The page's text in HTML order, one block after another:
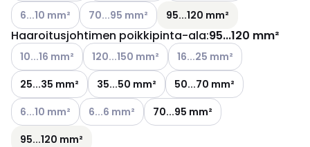
Katso käytettävissä olevat vaihtoehdot
6...10 mm² Katso käytettävissä olevat vaihtoehdot
70...95 mm² 95...120 mm²
Haaroitusjohtimen poikkipinta-ala:95...120 mm²
Katso käytettävissä olevat vaihtoehdot
10...16 mm² Katso käytettävissä olevat vaihtoehdot
120...150 mm² Katso käytettävissä olevat
16...25 mm²
25...35 mm²
35...50 mm²
50...70 mm²
Katso käytettävissä olevat vaihtoehdot
6...10 mm² Katso käytettävissä olevat vaihtoehdot
6...6 mm²
70...95 mm²
95...120 mm²